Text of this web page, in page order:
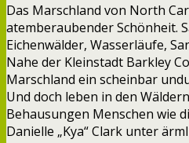
Das Marschland von North
atemberaubender Schönheit.
Eichenwälder, Wasserläufe,
Nahe der Kleinstadt Barkley
Marschland ein scheinbar
Und doch leben in den
Behausungen Menschen wie
Danielle „Kya“ Clark unter